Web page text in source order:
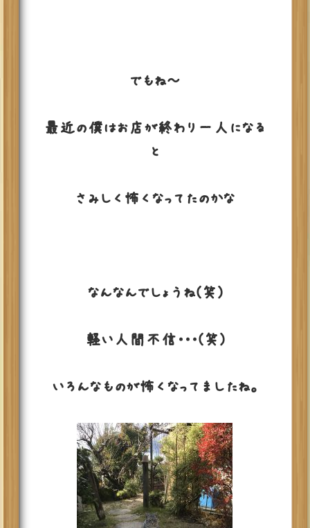
でもね～
最近の僕はお店が終わり一人になる
と
さみしく怖くなってたのかな
なんなんでしょうね(笑)
軽い人間不信・・・(笑)
いろんなものが怖くなってましたね。